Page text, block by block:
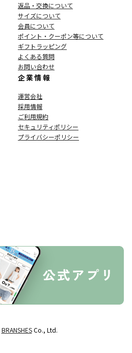
返品・交換について
サイズについて
会員について
ポイント・クーポン等について
ギフトラッピング
よくある質問
お問い合わせ
企業情報
運営会社
採用情報
ご利用規約
セキュリティポリシー
プライバシーポリシー
BRANSHESCo., Ltd.